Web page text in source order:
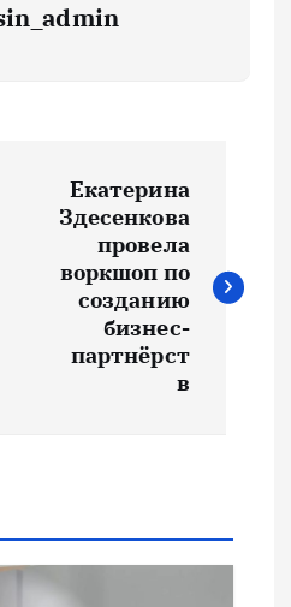
Екатерина
Здесенкова
провела
воркшоп по
созданию
бизнес-
партнёрст
в